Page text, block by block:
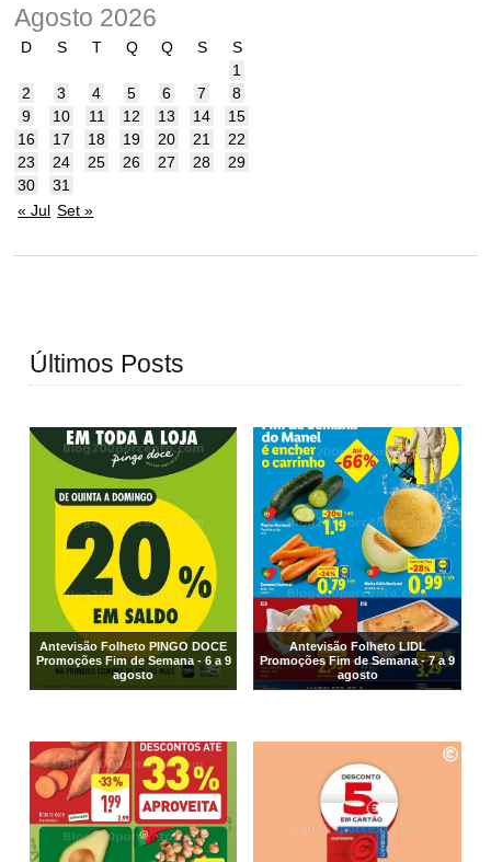
Agosto 2026
D S T Q Q S
S
1
2
3 4 5 6 7
8
9
10 11 12 13 14
15
16
17 18 19 20 21
22
23
24 25 26 27 28
29
30
31
« Jul Set »
Últimos Posts
Antevisão Folheto PINGO DOCE
Promoções Fim de Semana - 6 a 9
agosto
Antevisão Folheto LIDL
Promoções Fim de Semana - 7 a 9
agosto